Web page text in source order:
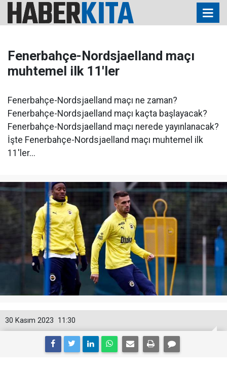
Fenerbahçe-Nordsjaelland maçı
muhtemel ilk 11'ler
Fenerbahçe-Nordsjaelland maçı ne zaman?
Fenerbahçe-Nordsjaelland maçı kaçta başlayacak?
Fenerbahçe-Nordsjaelland maçı nerede yayınlanacak?
İşte Fenerbahçe-Nordsjaelland maçı muhtemel ilk
11'ler...
11:30
30 Kasım 2023